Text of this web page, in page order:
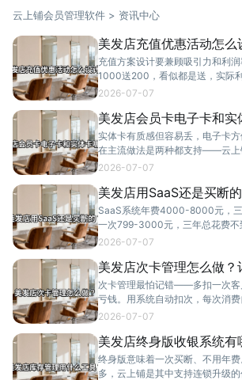
云上铺会员管理软件 > 资讯中心
美发店充值优惠活动怎么
润对比
充值方案设计要兼顾吸引力和利
1000送200，看似都是送，实际
拆解4种充值方案的利润模型。
2026-07-07
美发店会员卡电子卡和实
卡包更方便
实体卡有质感但容易丢，电子卡
在主流做法是两种都支持——云上
和微信电子会员卡，顾客自选。
2026-07-07
美发店用SaaS还是买断
费
SaaS系统年费4000-8000元，
一次799-3000元，三年总花费不
式各有特点，但对中小美发店来说
2026-07-07
美发店次卡管理怎么做？
信任
次卡管理最怕记错——多扣一次客
亏钱。用系统自动扣次，每次消
查，从根上解决这个问题。
2026-07-07
美发店终身版收银系统有
推荐
终身版意味着一次买断、不用年
多，云上铺是其中支持连锁升级